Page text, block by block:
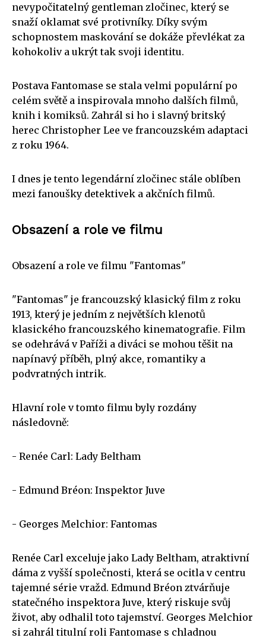
nevypočitatelný gentleman zločinec, který se
snaží oklamat své protivníky. Díky svým
schopnostem maskování se dokáže převlékat za
kohokoliv a ukrýt tak svoji identitu.
Postava Fantomase se stala velmi populární po
celém světě a inspirovala mnoho dalších filmů,
knih i komiksů. Zahrál si ho i slavný britský
herec Christopher Lee ve francouzském adaptaci
z roku 1964.
I dnes je tento legendární zločinec stále oblíben
mezi fanoušky detektivek a akčních filmů.
Obsazení a role ve filmu
Obsazení a role ve filmu "Fantomas"
"Fantomas" je francouzský klasický film z roku
1913, který je jedním z největších klenotů
klasického francouzského kinematografie. Film
se odehrává v Paříži a diváci se mohou těšit na
napínavý příběh, plný akce, romantiky a
podvratných intrik.
Hlavní role v tomto filmu byly rozdány
následovně:
- Renée Carl: Lady Beltham
- Edmund Bréon: Inspektor Juve
- Georges Melchior: Fantomas
Renée Carl exceluje jako Lady Beltham, atraktivní
dáma z vyšší společnosti, která se ocitla v centru
tajemné série vražd. Edmund Bréon ztvárňuje
statečného inspektora Juve, který riskuje svůj
život, aby odhalil toto tajemství. Georges Melchior
si zahrál titulní roli Fantomase s chladnou